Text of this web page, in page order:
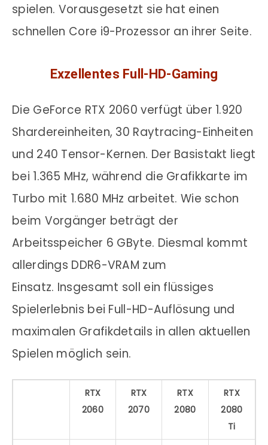
spielen. Vorausgesetzt sie hat einen
schnellen Core i9-Prozessor an ihrer Seite.
Exzellentes Full-HD-Gaming
Die GeForce RTX 2060 verfügt über 1.920
Shardereinheiten, 30 Raytracing-Einheiten
und 240 Tensor-Kernen. Der Basistakt liegt
bei 1.365 MHz, während die Grafikkarte im
Turbo mit 1.680 MHz arbeitet. Wie schon
beim Vorgänger beträgt der
Arbeitsspeicher 6 GByte. Diesmal kommt
allerdings DDR6-VRAM zum
Einsatz. Insgesamt soll ein flüssiges
Spielerlebnis bei Full-HD-Auflösung und
maximalen Grafikdetails in allen aktuellen
Spielen möglich sein.
RTX
2060
RTX
2070
RTX
2080
RTX
2080
Ti